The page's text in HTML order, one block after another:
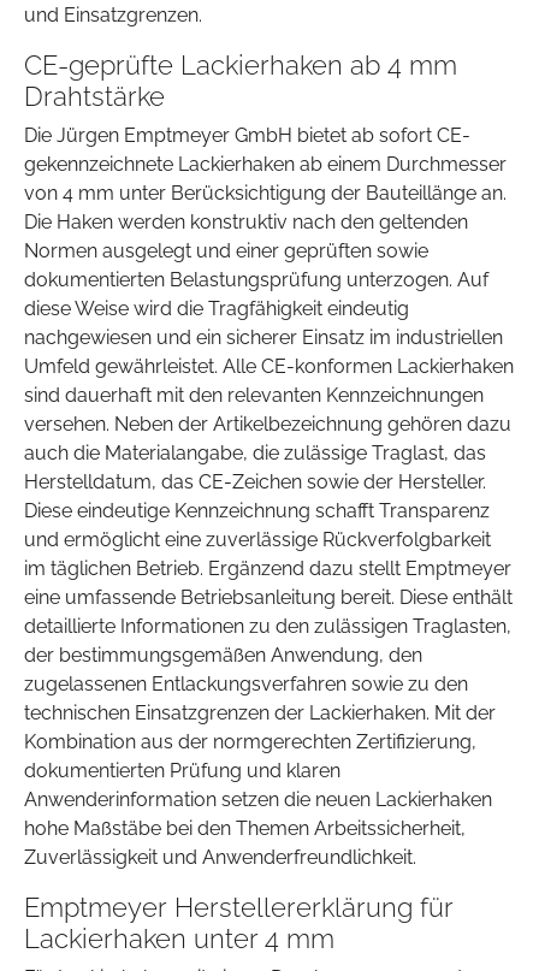
und Einsatzgrenzen.
CE-geprüfte Lackierhaken ab 4 mm
Drahtstärke
Die Jürgen Emptmeyer GmbH bietet ab sofort CE-
gekennzeichnete Lackierhaken ab einem Durchmesser
von 4 mm unter Berücksichtigung der Bauteillänge an.
Die Haken werden konstruktiv nach den geltenden
Normen ausgelegt und einer geprüften sowie
dokumentierten Belastungsprüfung unterzogen. Auf
diese Weise wird die Tragfähigkeit eindeutig
nachgewiesen und ein sicherer Einsatz im industriellen
Umfeld gewährleistet. Alle CE-konformen Lackierhaken
sind dauerhaft mit den relevanten Kennzeichnungen
versehen. Neben der Artikelbezeichnung gehören dazu
auch die Materialangabe, die zulässige Traglast, das
Herstelldatum, das CE-Zeichen sowie der Hersteller.
Diese eindeutige Kennzeichnung schafft Transparenz
und ermöglicht eine zuverlässige Rückverfolgbarkeit
im täglichen Betrieb. Ergänzend dazu stellt Emptmeyer
eine umfassende Betriebsanleitung bereit. Diese enthält
detaillierte Informationen zu den zulässigen Traglasten,
der bestimmungsgemäßen Anwendung, den
zugelassenen Entlackungsverfahren sowie zu den
technischen Einsatzgrenzen der Lackierhaken. Mit der
Kombination aus der normgerechten Zertifizierung,
dokumentierten Prüfung und klaren
Anwenderinformation setzen die neuen Lackierhaken
hohe Maßstäbe bei den Themen Arbeitssicherheit,
Zuverlässigkeit und Anwenderfreundlichkeit.
Emptmeyer Herstellererklärung für
Lackierhaken unter 4 mm